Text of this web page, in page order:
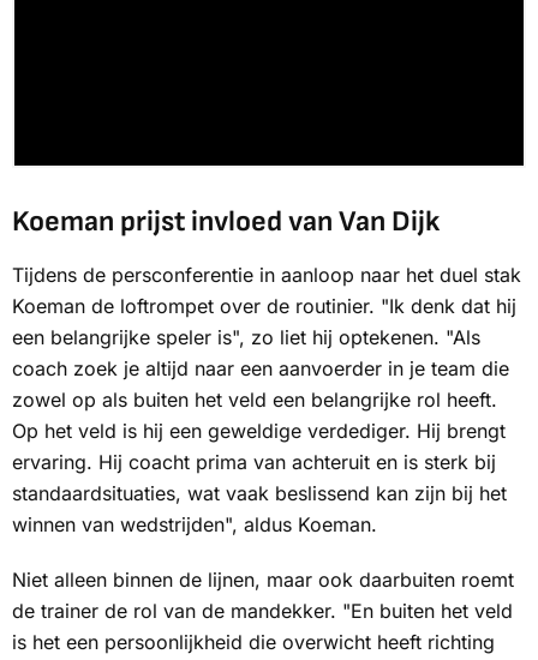
Koeman prijst invloed van Van Dijk
Tijdens de persconferentie in aanloop naar het duel stak
Koeman de loftrompet over de routinier. "Ik denk dat hij
een belangrijke speler is", zo liet hij optekenen. "Als
coach zoek je altijd naar een aanvoerder in je team die
zowel op als buiten het veld een belangrijke rol heeft.
Op het veld is hij een geweldige verdediger. Hij brengt
ervaring. Hij coacht prima van achteruit en is sterk bij
standaardsituaties, wat vaak beslissend kan zijn bij het
winnen van wedstrijden", aldus Koeman.
Niet alleen binnen de lijnen, maar ook daarbuiten roemt
de trainer de rol van de mandekker. "En buiten het veld
is het een persoonlijkheid die overwicht heeft richting